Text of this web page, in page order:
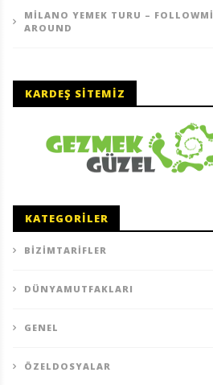
MILANO YEMEK TURU – FOLLOWMI
AROUND
KARDEŞ SITEMIZ
KATEGORILER
BIZIMTARIFLER
DÜNYAMUTFAKLARI
GENEL
ÖZELDOSYALAR